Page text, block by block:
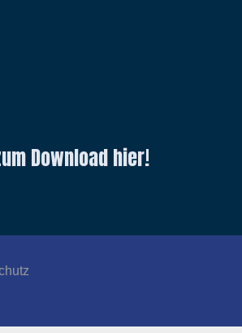
Download hier!